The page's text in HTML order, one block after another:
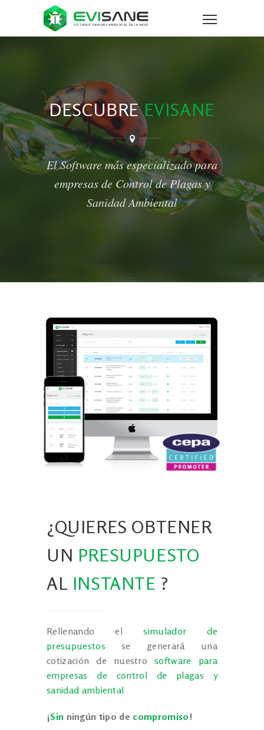
DESCUBREEVISANE
El Software más especializado para
empresas de Control de Plagas y
Sanidad Ambiental
¿QUIERES OBTENER
UN PRESUPUESTO
AL INSTANTE ?
Rellenando elsimulador de
presupuestos se generará una
cotización de nuestrosoftware para
empresas de control de plagas y
sanidad ambiental
¡Sin ningún tipo de compromiso !